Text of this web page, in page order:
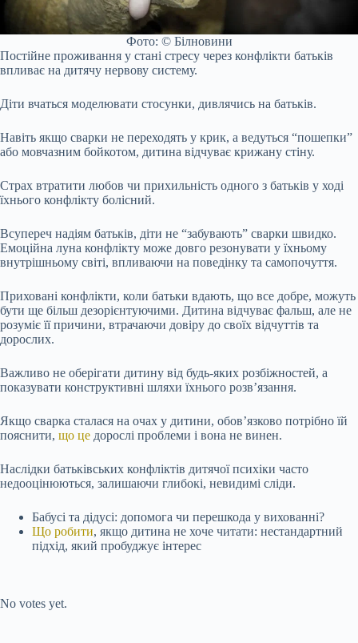
Фото: © Білновини
Постійне проживання у стані стресу через конфлікти батьків
впливає на дитячу нервову систему.
Діти вчаться моделювати стосунки, дивлячись на батьків.
Навіть якщо сварки не переходять у крик, а ведуться “пошепки”
або мовчазним бойкотом, дитина відчуває крижану стіну.
Страх втратити любов чи прихильність одного з батьків у ході
їхнього конфлікту болісний.
Всупереч надіям батьків, діти не “забувають” сварки швидко.
Емоційна луна конфлікту може довго резонувати у їхньому
внутрішньому світі, впливаючи на поведінку та самопочуття.
Приховані конфлікти, коли батьки вдають, що все добре, можуть
бути ще більш дезорієнтуючими. Дитина відчуває фальш, але не
розуміє її причини, втрачаючи довіру до своїх відчуттів та
дорослих.
Важливо не оберігати дитину від будь-яких розбіжностей, а
показувати конструктивні шляхи їхнього розв’язання.
Якщо сварка сталася на очах у дитини, обов’язково потрібно їй
пояснити, що це дорослі проблеми і вона не винен.
Наслідки батьківських конфліктів дитячої психіки часто
недооцінюються, залишаючи глибокі, невидимі сліди.
Бабусі та дідусі: допомога чи перешкода у вихованні?
Що робити, якщо дитина не хоче читати: нестандартний
підхід, який пробуджує інтерес
No votes yet.